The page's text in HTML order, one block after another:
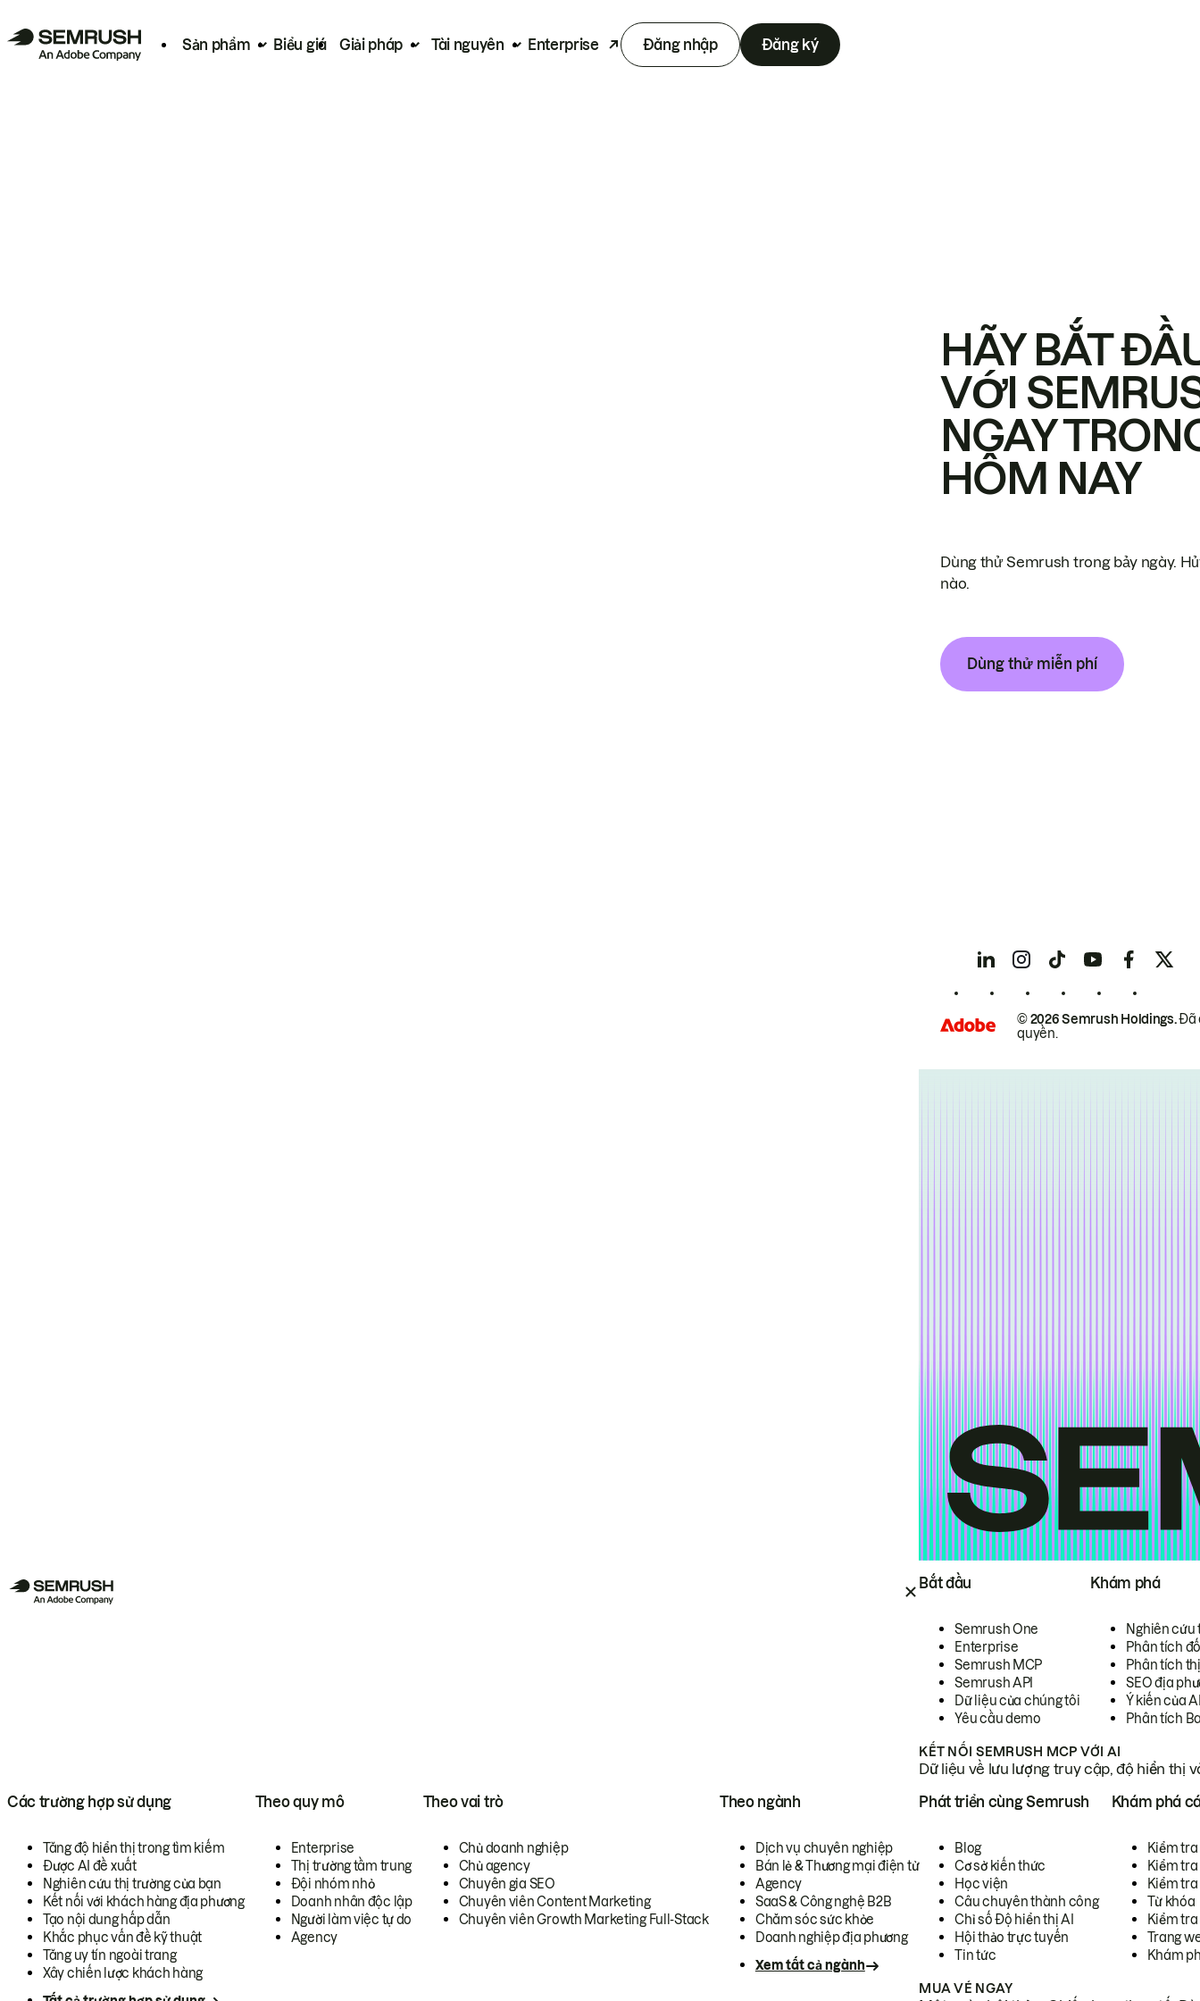
Sản phẩm Biểu giá Giải pháp Tài nguyên Enterprise Đăng nhập Đăng ký
Bắt đầu
Semrush One
Enterprise
Semrush MCP
Semrush API
Dữ liệu của chúng tôi
Yêu cầu demo
Khám phá
Nghiên cứu
Phân tích
Phân tích
SEO địa
Ý kiến của
Phân tích
KẾT NỐI SEMRUSH MCP VỚI AI
Dữ liệu về lưu lượng truy cập, độ hiển thị
Các trường hợp sử dụng
Tăng độ hiển thị trong tìm kiếm
Được AI đề xuất
Nghiên cứu thị trường của bạn
Kết nối với khách hàng địa phương
Tạo nội dung hấp dẫn
Khắc phục vấn đề kỹ thuật
Tăng uy tín ngoài trang
Xây chiến lược khách hàng
Theo quy mô
Enterprise
Thị trường tầm trung
Đội nhóm nhỏ
Doanh nhân độc lập
Người làm việc tự do
Agency
Theo vai trò
Chủ doanh nghiệp
Chủ agency
Chuyên gia SEO
Chuyên viên Content Marketing
Chuyên viên Growth Marketing Full-Stack
Theo ngành
Dịch vụ chuyên nghiệp
Bán lẻ & Thương mại điện tử
Agency
SaaS & Công nghệ B2B
Chăm sóc sức khỏe
Doanh nghiệp địa phương
Xem tất cả ngành
Phát triển cùng Semrush
Blog
Cơ sở kiến thức
Học viện
Câu chuyên thành công
Chỉ số Độ hiển thị AI
Hội thảo trực tuyến
Tin tức
Khám phá
Kiểm
Kiểm tra
Kiểm
Từ khóa
Kiểm
Trang
Khám
MUA VÉ NGAY
HÃY BẮT
VỚI
NGAY
HÔM NAY
Dùng thử Semrush trong bảy ngày.
nào.
Dùng thử miễn phí
© 2026 Semrush Holdings.Đã
quyền.